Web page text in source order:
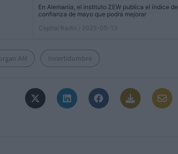
En Alemania, el instituto ZEW publica el índice de
confianza de mayo que podrá mejorar
Capital Radio
/ 2025-05-13
AM Incertidumbre